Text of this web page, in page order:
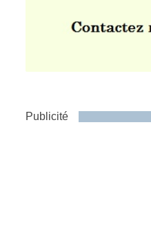
Publicité